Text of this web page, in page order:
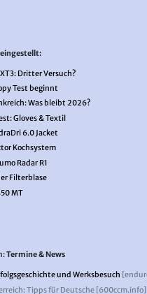
Dritter Versuch?
Test beginnt
Was bleibt 2026?
Gloves & Textil
6.0 Jacket
Kochsystem
Radar R1
Filterblase
MT
Termine & News
und Werksbesuch
Tipps für Deutsche [600ccm.info]